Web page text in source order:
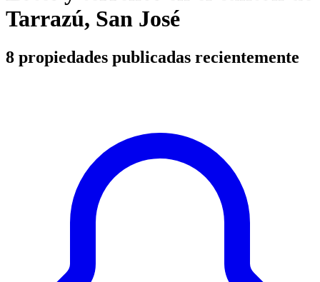
Tarrazú, San José
8 propiedades publicadas recientemente